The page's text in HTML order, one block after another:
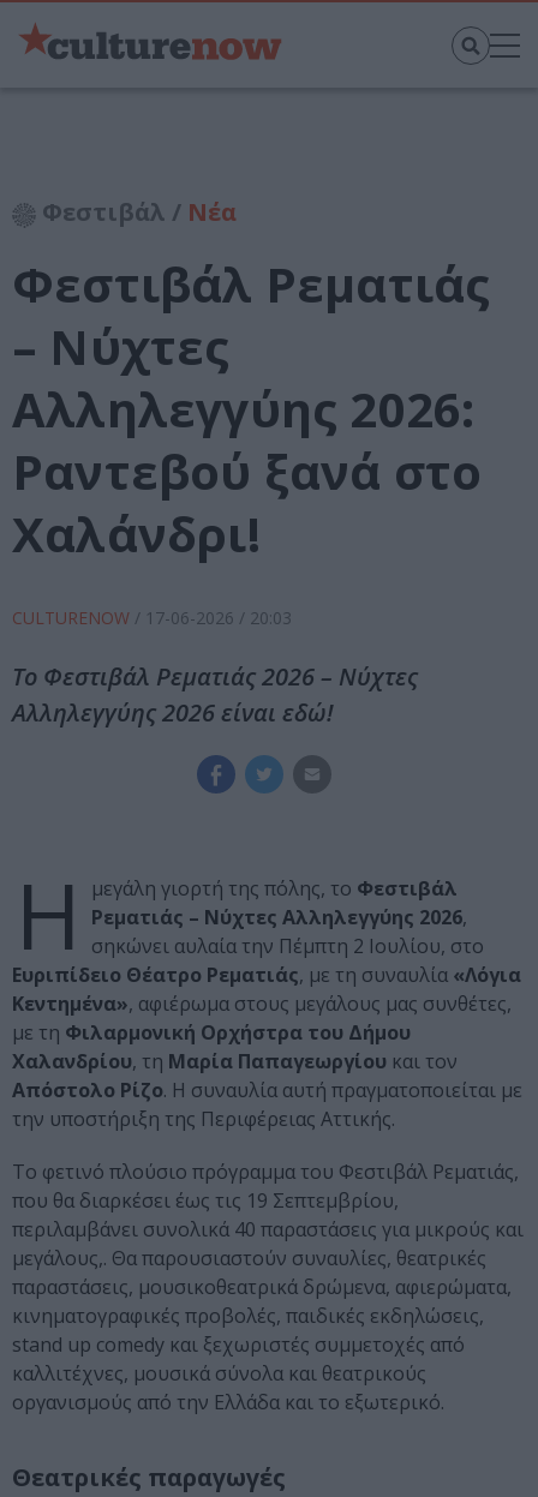
Φεστιβάλ / Νέα
Φεστιβάλ Ρεματιάς
– Νύχτες
Αλληλεγγύης 2026:
Ραντεβού ξανά στο
Χαλάνδρι!
CULTURENOW / 17-06-2026 / 20:03
Το Φεστιβάλ Ρεματιάς 2026 – Νύχτες
Αλληλεγγύης 2026 είναι εδώ!
Η μεγάλη γιορτή της πόλης, το Φεστιβάλ
Ρεματιάς – Νύχτες Αλληλεγγύης 2026,
σηκώνει αυλαία την Πέμπτη 2 Ιουλίου, στο
Ευριπίδειο Θέατρο Ρεματιάς, με τη συναυλία «Λόγια
Κεντημένα», αφιέρωμα στους μεγάλους μας συνθέτες,
με τη Φιλαρμονική Ορχήστρα του Δήμου
Χαλανδρίου, τη Μαρία Παπαγεωργίου και τον
Απόστολο Ρίζο. Η συναυλία αυτή πραγματοποιείται με
την υποστήριξη της Περιφέρειας Αττικής.
Το φετινό πλούσιο πρόγραμμα του Φεστιβάλ Ρεματιάς,
που θα διαρκέσει έως τις 19 Σεπτεμβρίου,
περιλαμβάνει συνολικά 40 παραστάσεις για μικρούς και
μεγάλους,. Θα παρουσιαστούν συναυλίες, θεατρικές
παραστάσεις, μουσικοθεατρικά δρώμενα, αφιερώματα,
κινηματογραφικές προβολές, παιδικές εκδηλώσεις,
stand up comedy και ξεχωριστές συμμετοχές από
καλλιτέχνες, μουσικά σύνολα και θεατρικούς
οργανισμούς από την Ελλάδα και το εξωτερικό.
Θεατρικές παραγωγές